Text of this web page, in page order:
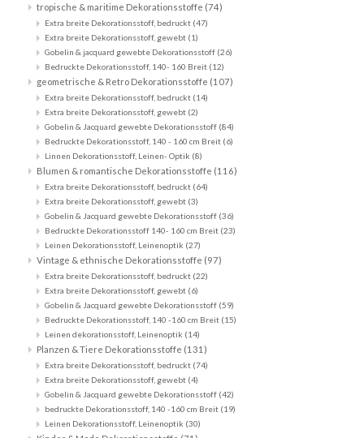
tropische & maritime Dekorationsstoffe (74)
Extra breite Dekorationsstoff, bedruckt (47)
Extra breite Dekorationsstoff, gewebt (1)
Gobelin & jacquard gewebte Dekorationsstoff (26)
Bedruckte Dekorationsstoff, 140- 160 Breit (12)
geometrische & Retro Dekorationsstoffe (107)
Extra breite Dekorationsstoff, bedruckt (14)
Extra breite Dekorationsstoff, gewebt (2)
Gobelin & Jacquard gewebte Dekorationsstoff (84)
Bedruckte Dekorationsstoff, 140 - 160 cm Breit (6)
Linnen Dekorationsstoff, Leinen- Optik (8)
Blumen & romantische Dekorationsstoffe (116)
Extra breite Dekorationsstoff, bedruckt (64)
Extra breite Dekorationsstoff, gewebt (3)
Gobelin & Jacquard gewebte Dekorationsstoff (36)
Bedruckte Dekorationsstoff 140- 160 cm Breit (23)
Leinen Dekorationsstoff, Leinenoptik (27)
Vintage & ethnische Dekorationsstoffe (97)
Extra breite Dekorationsstoff, bedruckt (22)
Extra breite Dekorationsstoff, gewebt (6)
Gobelin & Jacquard gewebte Dekorationsstoff (59)
Bedruckte Dekorationsstoff, 140 -160 cm Breit (15)
Leinen dekorationsstoff, Leinenoptik (14)
Planzen & Tiere Dekorationsstoffe (131)
Extra breite Dekorationsstoff, bedruckt (74)
Extra breite Dekorationsstoff, gewebt (4)
Gobelin & Jacquard gewebte Dekorationsstoff (42)
bedruckte Dekorationsstoff, 140 -160 cm Breit (19)
Leinen Dekorationsstoff, Leinenoptik (30)